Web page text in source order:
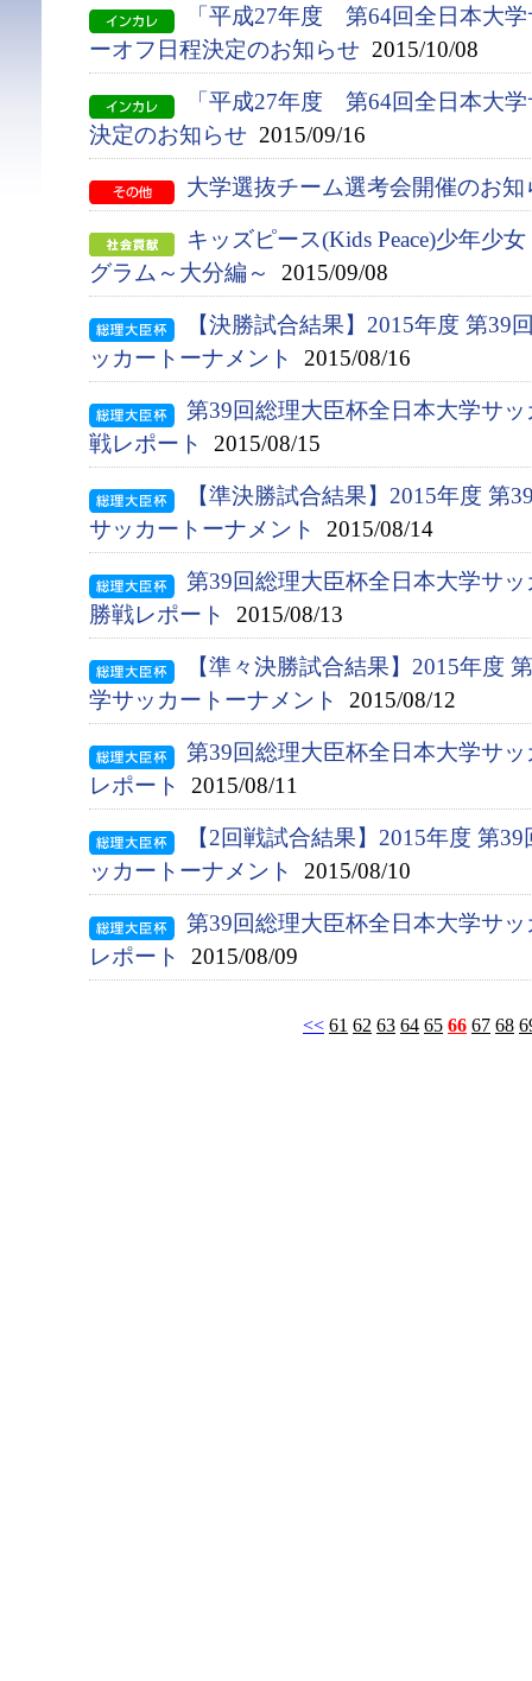
「平成27年度 第64回全日本大
ーオフ日程決定のお知らせ 2015/10/08
「平成27年度 第64回全日本大
決定のお知らせ 2015/09/16
大学選抜チーム選考会開催のお知
キッズピース(Kids Peace)少年少
グラム～大分編～
2015/09/08
【決勝試合結果】2015年度 第39
ッカートーナメント
2015/08/16
第39回総理大臣杯全日本大学サ
戦レポート
2015/08/15
【準決勝試合結果】2015年度 第
サッカートーナメント
2015/08/14
第39回総理大臣杯全日本大学サ
勝戦レポート
2015/08/13
【準々決勝試合結果】2015年度
学サッカートーナメント
2015/08/12
第39回総理大臣杯全日本大学サ
レポート
2015/08/11
【2回戦試合結果】2015年度 第
ッカートーナメント
2015/08/10
第39回総理大臣杯全日本大学サ
レポート
2015/08/09
<< 61 62 63 64 65 66 67 68